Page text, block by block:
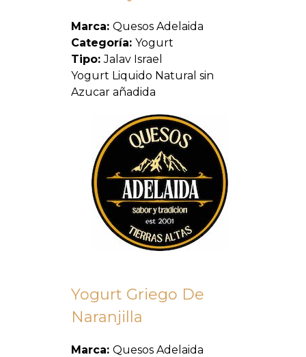
Marca: Quesos Adelaida
Categoría: Yogurt
Tipo:Jalav Israel
Yogurt Liquido Natural sin
Azucar añadida
Yogurt Griego De
Naranjilla
Marca: Quesos Adelaida